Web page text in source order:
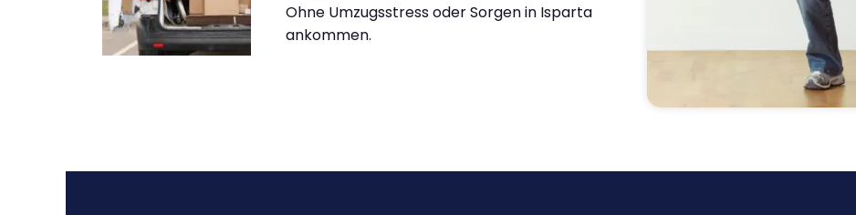
Ohne Umzugsstress oder Sorgen in Isparta
ankommen.